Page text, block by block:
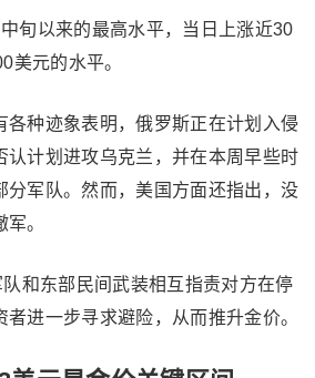
旬以来的最高水平，当日上涨近30
美元的水平。
各种迹象表明，俄罗斯正在计划入侵
认计划进攻乌克兰，并在本周早些时
分军队。然而，美国方面还指出，没
。
和东部民间武装相互指责对方在停
者进一步寻求避险，从而推升金价。